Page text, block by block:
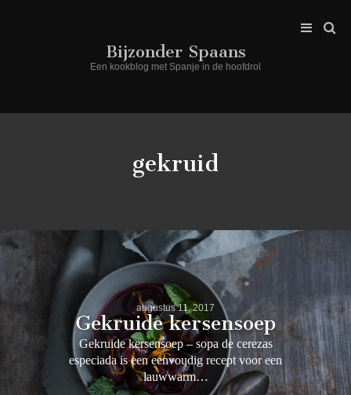
Bijzonder Spaans
Een kookblog met Spanje in de hoofdrol
gekruid
augustus 11, 2017
Gekruide kersensoep
Gekruide kersensoep – sopa de cerezas
especiada is een eenvoudig recept voor een
lauwwarm…